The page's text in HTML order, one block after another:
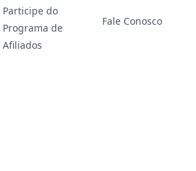
Participe do
Programa de
Afiliados
Fale Conosco